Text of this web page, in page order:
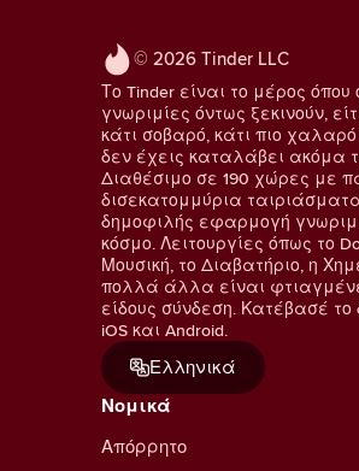
© 2026 Tinder LLC
Το Tinder είναι το μέρος όπου
γνωριμίες όντως ξεκινούν,
κάτι σοβαρό, κάτι πιο χαλαρό
δεν έχεις καταλάβει ακόμα
Διαθέσιμο σε 190 χώρες με
δισεκατομμύρια
δημοφιλής εφαρμογή
κόσμο. Λειτουργίες όπως το
Μουσική, το Διαβατήριο, η
πολλά άλλα είναι
είδους σύνδεση. Κατέβασέ
iOS και Android.
Ελληνικά
Νομικά
Απόρρητο